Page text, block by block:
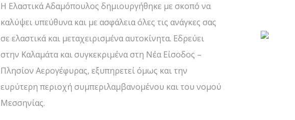
Η Ελαστικά Αδαμόπουλος δημιουργήθηκε με σκοπό να
καλύψει υπεύθυνα και με ασφάλεια όλες τις ανάγκες σας
σε ελαστικά και μεταχειρισμένα αυτοκίνητα. Εδρεύει
στην Καλαμάτα και συγκεκριμένα στη Νέα Είσοδος –
Πλησίον Αερογέφυρας, εξυπηρετεί όμως και την
ευρύτερη περιοχή συμπεριλαμβανομένου και του νομού
Μεσσηνίας.